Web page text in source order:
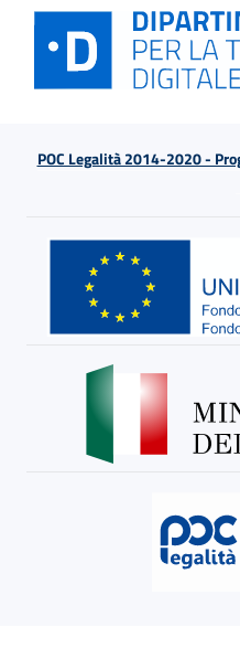
POC Legalità 2014-2020 -